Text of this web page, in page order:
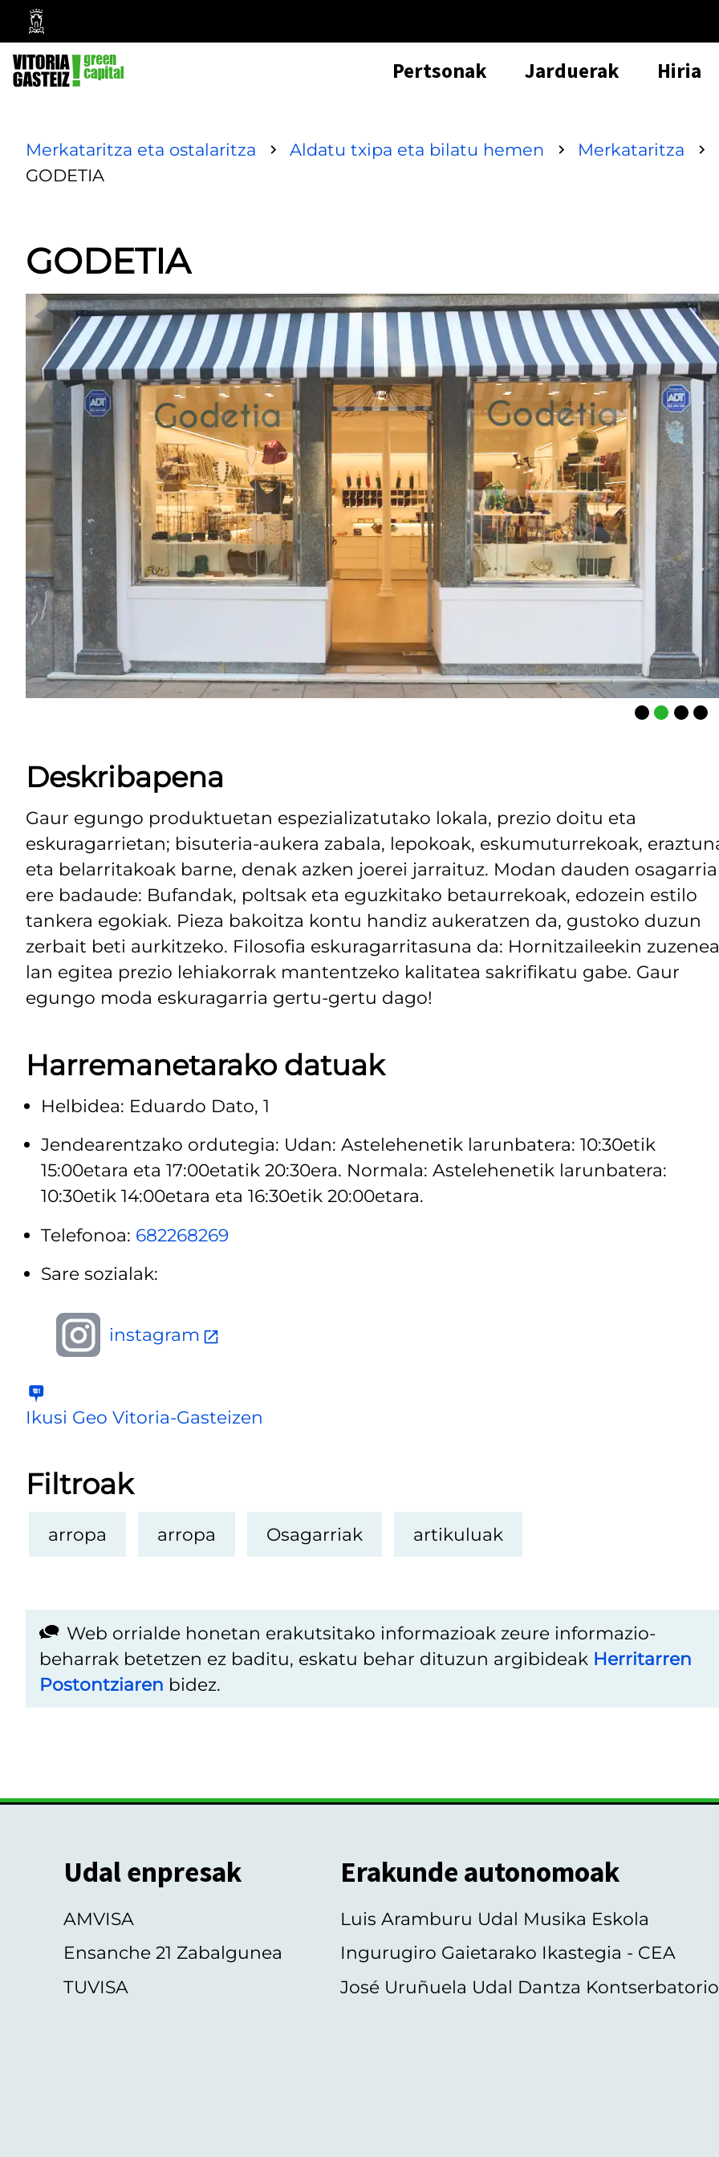
Vitoria-
Gasteizko
Udala
Pertsonak Jarduerak Hiria
Merkataritza eta ostalaritza Aldatu txipa eta bilatu hemen
Merkataritza
GODETIA
GODETIA
Deskribapena
Gaur egungo produktuetan espezializatutako lokala, prezio doitu eta
eskuragarrietan; bisuteria-aukera zabala, lepokoak, eskumuturrekoak,
eta belarritakoak barne, denak azken joerei jarraituz. Modan dauden
ere badaude: Bufandak, poltsak eta eguzkitako betaurrekoak, edozein estilo
tankera egokiak. Pieza bakoitza kontu handiz aukeratzen da, gustoko duzun
zerbait beti aurkitzeko. Filosofia eskuragarritasuna da: Hornitzaileekin
lan egitea prezio lehiakorrak mantentzeko kalitatea sakrifikatu gabe. Gaur
egungo moda eskuragarria gertu-gertu dago!
Harremanetarako datuak
Helbidea: Eduardo Dato, 1
Jendearentzako ordutegia: Udan: Astelehenetik larunbatera: 10:30etik
15:00etara eta 17:00etatik 20:30era. Normala: Astelehenetik larunbatera:
10:30etik 14:00etara eta 16:30etik 20:00etara.
Telefonoa: 682268269
Sare sozialak:
instagram
Ikusi Geo Vitoria-Gasteizen
Filtroak
arropa arropa Osagarriak artikuluak
Web orrialde honetan erakutsitako informazioak zeure informazio-
beharrak betetzen ez baditu, eskatu behar dituzun argibideak Herritarren
Postontziaren bidez.
Udal enpresak
AMVISA
Ensanche 21 Zabalgunea
TUVISA
Erakunde autonomoak
Luis Aramburu Udal Musika Eskola
Ingurugiro Gaietarako Ikastegia - CEA
José Uruñuela Udal Dantza